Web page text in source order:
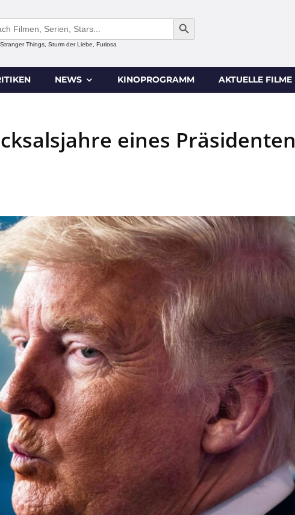
SEARCH BUTTON
Things, Sturm der Liebe, Furiosa
NEWS KINOPROGRAMM AKTUELLE FILME
eines Präsidenten